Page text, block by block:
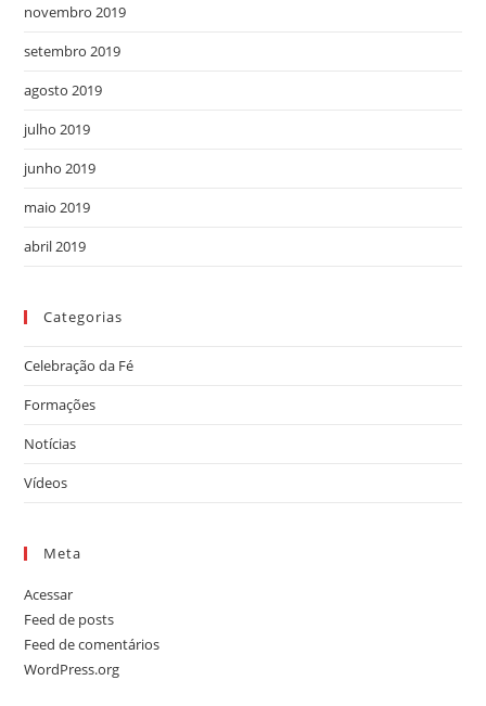
novembro 2019
setembro 2019
agosto 2019
julho 2019
junho 2019
maio 2019
abril 2019
Categorias
Celebração da Fé
Formações
Notícias
Vídeos
Meta
Acessar
Feed de posts
Feed de comentários
WordPress.org